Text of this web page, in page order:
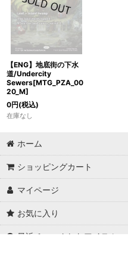
【ENG】地底街の下水
道/Undercity
Sewers[MTG_PZA_00
20_M]
0円(税込)
在庫なし
ホーム
ショッピングカート
マイページ
お気に入り
最近チェックしたアイテム